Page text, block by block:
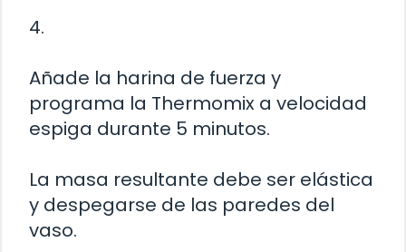
4.
Añade la harina de fuerza y
programa la Thermomix a velocidad
espiga durante 5 minutos.
La masa resultante debe ser elástica
y despegarse de las paredes del
vaso.